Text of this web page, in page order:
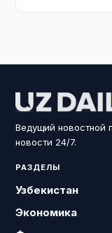
Ведущий новостной
новости 24/7.
РАЗДЕЛЫ
Узбекистан
Экономика